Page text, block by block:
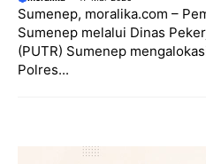
Sumenep, moralika.com –
Sumenep melalui Dinas
(PUTR) Sumenep
Polres...